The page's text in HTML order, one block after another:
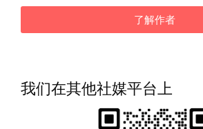
了解作者
我们在其他社媒平台上